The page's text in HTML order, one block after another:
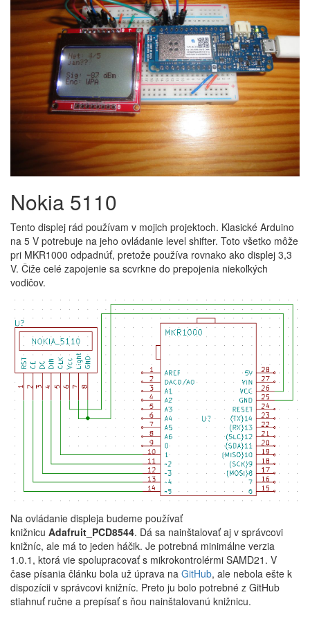
Nokia 5110
Tento displej rád používam v mojich projektoch. Klasické Arduino
na 5 V potrebuje na jeho ovládanie level shifter. Toto všetko môže
pri MKR1000 odpadnúť, pretože používa rovnako ako displej 3,3
V. Čiže celé zapojenie sa scvrkne do prepojenia niekoľkých
vodičov.
Na ovládanie displeja budeme používať
knižnicu Adafruit_PCD8544. Dá sa nainštalovať aj v správcovi
knižníc, ale má to jeden háčik. Je potrebná minimálne verzia
1.0.1, ktorá vie spolupracovať s mikrokontrolérmi SAMD21. V
čase písania článku bola už úprava na GitHub, ale nebola ešte k
dispozícii v správcovi knižníc. Preto ju bolo potrebné z GitHub
stiahnuť ručne a prepísať s ňou nainštalovanú knižnicu.